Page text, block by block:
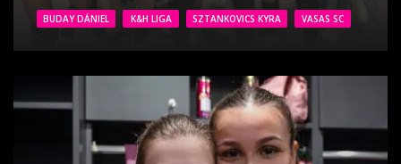
BUDAY DÁNIEL K&H LIGA SZTANKOVICS KYRA VASAS SC